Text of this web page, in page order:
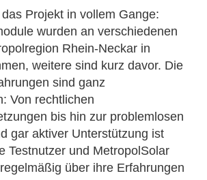
Projekt in vollem Gange:
wurden an verschiedenen
Rhein-Neckar in
weitere sind kurz davor. Die
sind ganz
Von rechtlichen
bis hin zur problemlosen
gar aktiver Unterstützung ist
Testnutzer und MetropolSolar
über ihre Erfahrungen